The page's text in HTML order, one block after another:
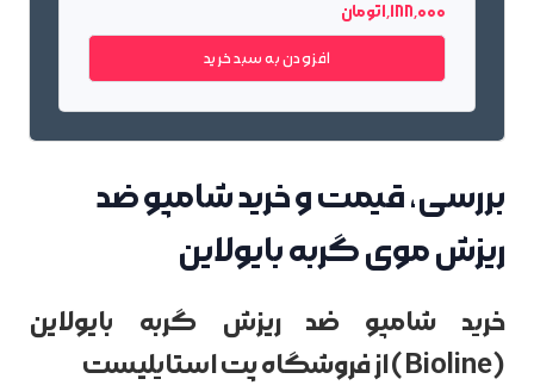
1٬188٬000 تومان
افزودن به سبد خرید
بررسی، قیمت و خرید شامپو ضد
ریزش موی گربه بایولاین
خرید شامپو ضد ریزش گربه بایولاین
(Bioline) از فروشگاه پت استایلیست